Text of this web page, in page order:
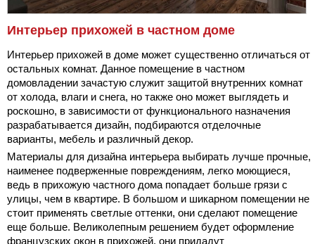
Интерьер прихожей в частном доме
Интерьер прихожей в доме может существенно отличаться от
остальных комнат. Данное помещение в частном
домовладении зачастую служит защитой внутренних комнат
от холода, влаги и снега, но также оно может выглядеть и
роскошно, в зависимости от функционального назначения
разрабатывается дизайн, подбираются отделочные
варианты, мебель и различный декор.
Материалы для дизайна интерьера выбирать лучше прочные,
наименее подверженные повреждениям, легко моющиеся,
ведь в прихожую частного дома попадает больше грязи с
улицы, чем в квартире. В большом и шикарном помещении не
стоит применять светлые оттенки, они сделают помещение
еще больше. Великолепным решением будет оформление
французских окон в прихожей, они придадут